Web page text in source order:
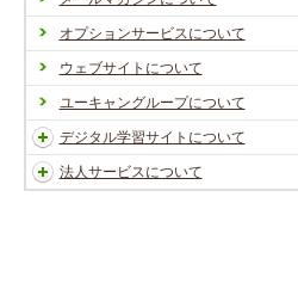
オプションサービスについて
ウェブサイトについて
ユーキャングループについて
デジタル学習サイトについて
法人サービスについて